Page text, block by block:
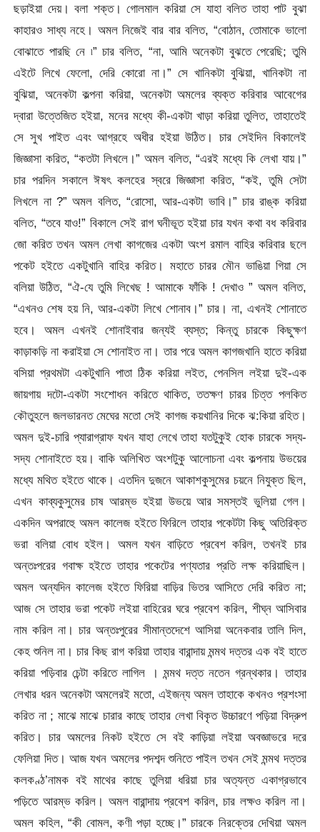
ছড়াইয়া দেয়। বলা শক্ত। গোলমাল করিয়া সে যাহা বলিত তাহা পাট বুঝা
কাহারও সাধ্য নহে। অমল নিজেই বার বার বলিত, “বোঠান, তোমাকে ভালো
বোঝাতে পারছি নে ৷” চার বলিত, “না, আমি অনেকটা বুঝতে পেরেছি; তুমি
এইটে লিখে ফেলো, দেরি কোরো না।” সে খানিকটা বুঝিয়া, খানিকটা না
বুঝিয়া, অনেকটা কল্পনা করিয়া, অনেকটা অমলের ব্যক্ত করিবার আবেগের
দ্বারা উত্তেজিত হইয়া, মনের মধ্যে কী-একটা খাড়া করিয়া তুলিত, তাহাতেই
সে সুখ পাইত এবং আগ্রহে অধীর হইয়া উঠিত। চার সেইদিন বিকালেই
জিজ্ঞাসা করিত, “কতটা লিখলে।” অমল বলিত, “এরই মধ্যে কি লেখা যায়।”
চার পরদিন সকালে ঈষৎ কলহের স্বরে জিজ্ঞাসা করিত, “কই, তুমি সেটা
লিখলে না ?” অমল বলিত, “রোসো, আর-একটা ভাবি।” চার রাঙ্ক করিয়া
বলিত, “তবে যাও!” বিকালে সেই রাগ ঘনীভূত হইয়া চার যখন কথা বধ করিবার
জো করিত তখন অমল লেখা কাগজের একটা অংশ রমাল বাহির করিবার ছলে
পকেট হইতে একটুখানি বাহির করিত। মহাতে চারর মৌন ভাঙিয়া গিয়া সে
বলিয়া উঠিত, “ঐ-যে তুমি লিখেছ ! আমাকে ফাঁকি ! দেখাও ” অমল বলিত,
“এখনও শেষ হয় নি, আর-একটা লিখে শোনাব।” চার। না, এখনই শোনাতে
হবে। অমল এখনই শোনাইবার জন্যই ব্যস্ত; কিন্তু চারকে কিছুক্ষণ
কাড়াকড়ি না করাইয়া সে শোনাইত না। তার পরে অমল কাগজখানি হাতে করিয়া
বসিয়া প্রথমটা একটুখানি পাতা ঠিক করিয়া লইত, পেনসিল লইয়া দুই-এক
জায়গায় দটো-একটা সংশোধন করিতে থাকিত, ততক্ষণ চারর চিত্ত পলকিত
কৌতুহলে জলভারনত মেঘের মতো সেই কাগজ কয়খানির দিকে ঝ:কিয়া রহিত।
অমল দুই-চারি প্যারাগ্রাফ যখন যাহা লেখে তাহা যতটুকুই হোক চারকে সদ্য-
সদ্য শোনাইতে হয়। বাকি অলিখিত অংশটুকু আলোচনা এবং কল্পনায় উভয়ের
মধ্যে মথিত হইতে থাকে। এতদিন দুজনে আকাশকুসুমের চয়নে নিযুক্ত ছিল,
এখন কাব্যকুসুমের চাষ আরম্ভ হইয়া উভয়ে আর সমস্তই ভুলিয়া গেল।
একদিন অপরাহুে অমল কালেজ হইতে ফিরিলে তাহার পকেটটা কিছু অতিরিক্ত
ভরা বলিয়া বোধ হইল। অমল যখন বাড়িতে প্রবেশ করিল, তখনই চার
অন্তঃপরের গবাক্ষ হইতে তাহার পকেটের পণ্যতার প্রতি লক্ষ করিয়াছিল।
অমল অন্যদিন কালেজ হইতে ফিরিয়া বাড়ির ভিতর আসিতে দেরি করিত না;
আজ সে তাহার ভরা পকেট লইয়া বাহিরের ঘরে প্রবেশ করিল, শীঘ্ন আসিবার
নাম করিল না। চার অন্তঃপুরের সীমান্তদেশে আসিয়া অনেকবার তালি দিল,
কেহ শুনিল না। চার কিছ রাগ করিয়া তাহার বারান্দায় মন্মথ দত্তর এক বই হাতে
করিয়া পড়িবার চেন্টা করিতে লাগিল । মন্মথ দত্ত নতেন গ্রন্থকার। তাহার
লেখার ধরন অনেকটা অমলেরই মতো, এইজন্য অমল তাহাকে কখনও প্রশংসা
করিত না ; মাঝে মাঝে চারার কাছে তাহার লেখা বিকৃত উচ্চারণে পড়িয়া বিদ্রুপ
করিত। চার অমলের নিকট হইতে সে বই কাড়িয়া লইয়া অবজ্ঞাভরে দরে
ফেলিয়া দিত। আজ যখন অমলের পদশব্দ শুনিতে পাইল তখন সেই মন্মথ দত্তর
কলকণ্ঠ’নামক বই মাথের কাছে তুলিয়া ধরিয়া চার অত্যন্ত একাগ্রভাবে
পড়িতে আরম্ভ করিল। অমল বারান্দায় প্রবেশ করিল, চার লক্ষও করিল না।
অমল কহিল, “কী বোমল, কণী পড়া হচ্ছে।” চারকে নিরক্তের দেখিয়া অমল